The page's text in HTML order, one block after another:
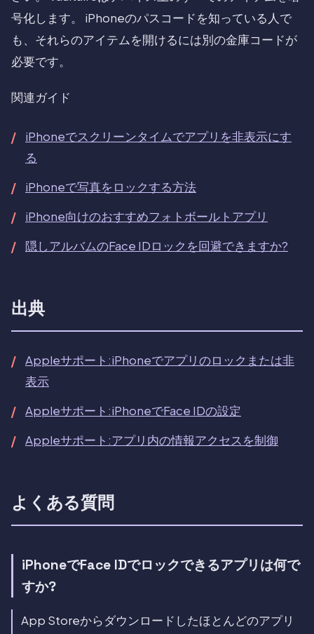
号化します。 iPhoneのパスコードを知っている人で
も、それらのアイテムを開けるには別の金庫コードが
必要です。
関連ガイド
iPhoneでスクリーンタイムでアプリを非表示にす
る
iPhoneで写真をロックする方法
iPhone向けのおすすめフォトボールトアプリ
隠しアルバムのFace IDロックを回避できますか?
出典
Appleサポート:iPhoneでアプリのロックまたは非
表示
Appleサポート:iPhoneでFace IDの設定
Appleサポート:アプリ内の情報アクセスを制御
よくある質問
iPhoneでFace IDでロックできるアプリは何で
すか?
App Storeからダウンロードしたほとんどのアプリ